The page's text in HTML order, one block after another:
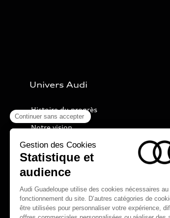
Univers Audi
Histoire du progrès
Notre vision
Audi Sport
Nos technologies
Programme culturel Audi talents
Espace actualités Audi